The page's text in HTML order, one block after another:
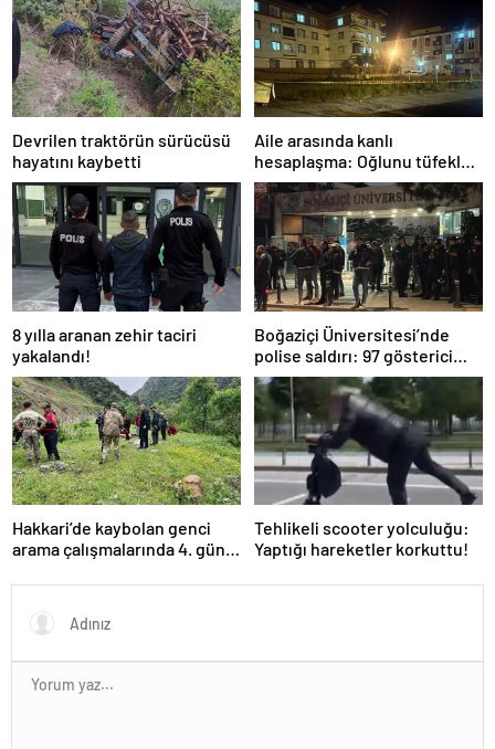
Devrilen traktörün sürücüsü
hayatını kaybetti
Aile arasında kanlı
hesaplaşma: Oğlunu tüfekle
öldürdü!
8 yılla aranan zehir taciri
yakalandı!
Boğaziçi Üniversitesi’nde
polise saldırı: 97 gösterici
gözaltında
Hakkari’de kaybolan genci
arama çalışmalarında 4. gün:
omzu çıktı!
Tehlikeli scooter yolculuğu:
Yaptığı hareketler korkuttu!